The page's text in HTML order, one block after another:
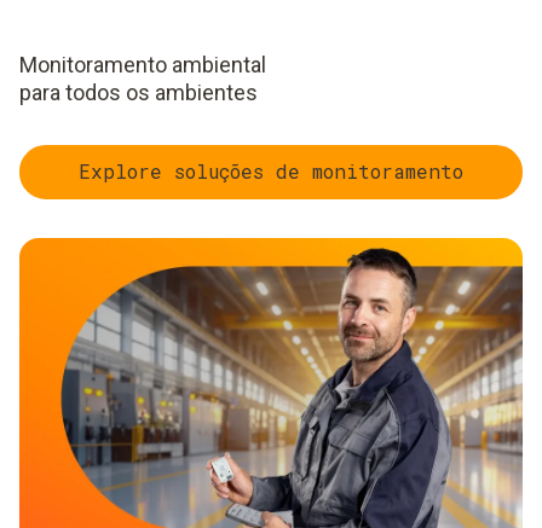
Monitoramento ambiental
para todos os ambientes
Explore soluções de monitoramento